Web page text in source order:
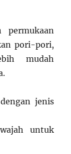
permukaan
pori-pori,
mudah
jenis
untuk